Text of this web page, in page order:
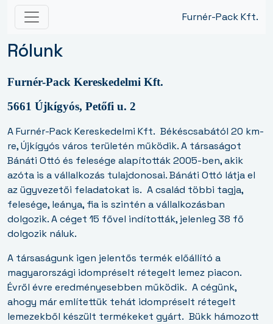
Furnér-Pack Kft.
Rólunk
Furnér-Pack Kereskedelmi Kft.
5661 Újkígyós, Petőfi u. 2
A Furnér-Pack Kereskedelmi Kft. Békéscsabától 20 km-
re, Újkígyós város területén működik. A társaságot
Bánáti Ottó és felesége alapították 2005-ben, akik
azóta is a vállalkozás tulajdonosai. Bánáti Ottó látja el
az ügyvezetői feladatokat is. A család többi tagja,
felesége, leánya, fia is szintén a vállalkozásban
dolgozik. A céget 15 fővel indították, jelenleg 38 fő
dolgozik náluk.
A társaságunk igen jelentős termék előállító a
magyarországi idompréselt rétegelt lemez piacon.
Évről évre eredményesebben működik. A cégünk,
ahogy már említettük tehát idompréselt rétegelt
lemezekből készült termékeket gyárt. Bükk hámozott